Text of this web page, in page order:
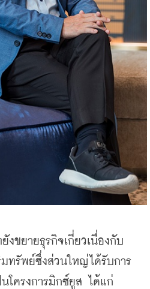
ยายธุรกิจเกี่ยวเนื่องกับ
ทรัพย์ซึ่งส่วนใหญ่ได้รับการ
โครงการมิกซ์ยูส ได้แก่